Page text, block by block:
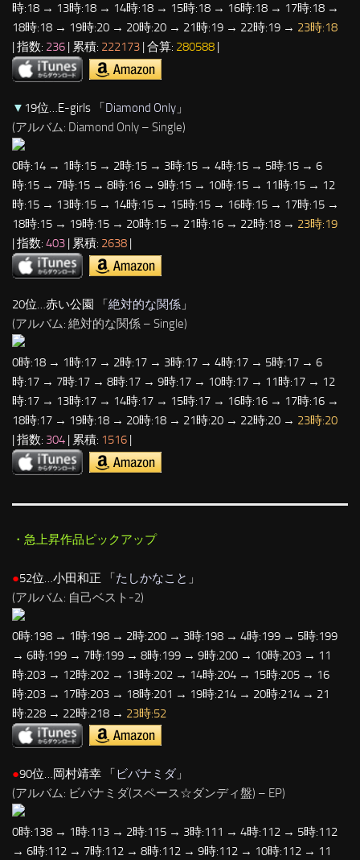
時:18 → 13時:18 → 14時:18 → 15時:18 → 16時:18 → 17時:18 →
18時:18 → 19時:20 → 20時:20 → 21時:19 → 22時:19 → 23時:18
| 指数: 236 | 累積: 222173 | 合算: 280588 |
▼ 19位…E-girls 「Diamond Only 」
(アルバム: Diamond Only – Single)
0時:14 → 1時:15 → 2時:15 → 3時:15 → 4時:15 → 5時:15 → 6
時:15 → 7時:15 → 8時:16 → 9時:15 → 10時:15 → 11時:15 → 12
時:15 → 13時:15 → 14時:15 → 15時:15 → 16時:15 → 17時:15 →
18時:15 → 19時:15 → 20時:15 → 21時:16 → 22時:18 → 23時:19
| 指数: 403 | 累積: 2638 |
20位…赤い公園 「絶対的な関係 」
(アルバム: 絶対的な関係 – Single)
0時:18 → 1時:17 → 2時:17 → 3時:17 → 4時:17 → 5時:17 → 6
時:17 → 7時:17 → 8時:17 → 9時:17 → 10時:17 → 11時:17 → 12
時:17 → 13時:17 → 14時:17 → 15時:17 → 16時:16 → 17時:16 →
18時:17 → 19時:18 → 20時:18 → 21時:20 → 22時:20 → 23時:20
| 指数: 304 | 累積: 1516 |
・急上昇作品ピックアップ
●52位…小田和正 「たしかなこと 」
(アルバム: 自己ベスト-2)
0時:198 → 1時:198 → 2時:200 → 3時:198 → 4時:199 → 5時:199
→ 6時:199 → 7時:199 → 8時:199 → 9時:200 → 10時:203 → 11
時:203 → 12時:202 → 13時:202 → 14時:204 → 15時:205 → 16
時:203 → 17時:203 → 18時:201 → 19時:214 → 20時:214 → 21
時:228 → 22時:218 → 23時:52
●90位…岡村靖幸 「 ビバナミダ 」
(アルバム: ビバナミダ(スペース☆ダンディ盤) – EP)
0時:138 → 1時:113 → 2時:115 → 3時:111 → 4時:112 → 5時:112
→ 6時:112 → 7時:112 → 8時:112 → 9時:112 → 10時:112 → 11